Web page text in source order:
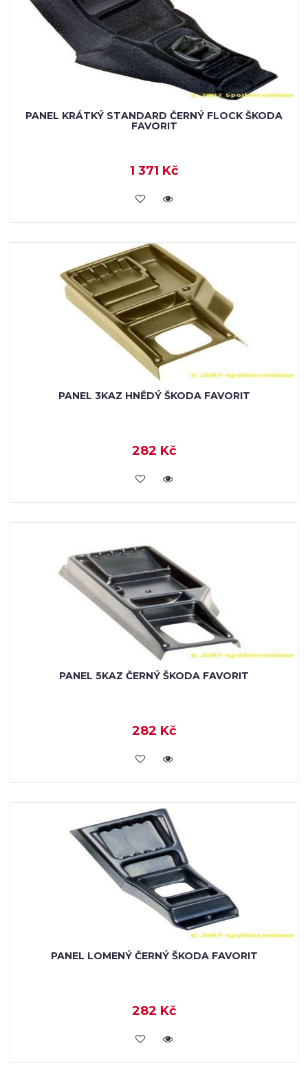
PANEL KRÁTKÝ STANDARD ČERNÝ FLOCK ŠKODA
FAVORIT
1 371 Kč
KOUPIT
PANEL 3KAZ HNĚDÝ ŠKODA FAVORIT
282 Kč
KOUPIT
PANEL 5KAZ ČERNÝ ŠKODA FAVORIT
282 Kč
KOUPIT
PANEL LOMENÝ ČERNÝ ŠKODA FAVORIT
282 Kč
KOUPIT